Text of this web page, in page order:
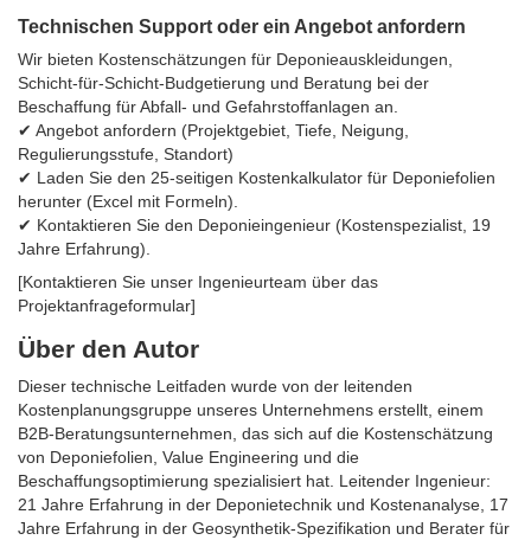
Technischen Support oder ein Angebot anfordern
Wir bieten Kostenschätzungen für Deponieauskleidungen,
Schicht-für-Schicht-Budgetierung und Beratung bei der
Beschaffung für Abfall- und Gefahrstoffanlagen an.
✔ Angebot anfordern (Projektgebiet, Tiefe, Neigung,
Regulierungsstufe, Standort)
✔ Laden Sie den 25-seitigen Kostenkalkulator für Deponiefolien
herunter (Excel mit Formeln).
✔ Kontaktieren Sie den Deponieingenieur (Kostenspezialist, 19
Jahre Erfahrung).
[Kontaktieren Sie unser Ingenieurteam über das
Projektanfrageformular]
Über den Autor
Dieser technische Leitfaden wurde von der leitenden
Kostenplanungsgruppe unseres Unternehmens erstellt, einem
B2B-Beratungsunternehmen, das sich auf die Kostenschätzung
von Deponiefolien, Value Engineering und die
Beschaffungsoptimierung spezialisiert hat. Leitender Ingenieur:
21 Jahre Erfahrung in der Deponietechnik und Kostenanalyse, 17
Jahre Erfahrung in der Geosynthetik-Spezifikation und Berater für